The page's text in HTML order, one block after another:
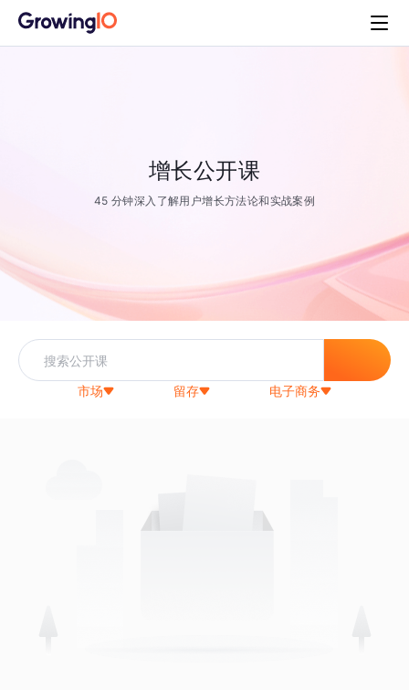
增长公开课
45 分钟深入了解用户增长方法论和实战案例
市场 留存 电子商务